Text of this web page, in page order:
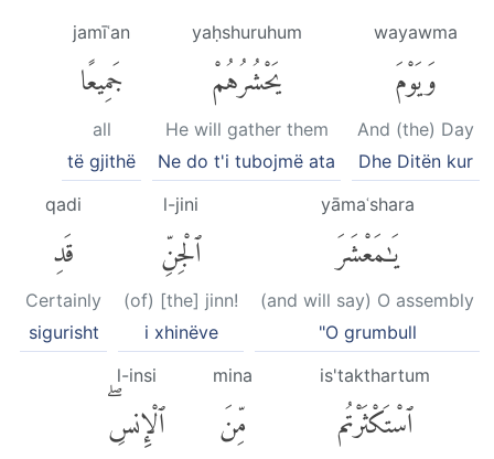
wayawma
وَيَوْمَ
And (the) Day
Dhe Ditën kur
yaḥshuruhum
يَحْشُرُهُمْ
He will gather them
Ne do t'i tubojmë ata
jamīʿan
جَمِيعًا
all
të gjithë
yāmaʿshara
يَٰمَعْشَرَ
(and will say) O assembly
"O grumbull
l-jini
ٱلْجِنِّ
(of) [the] jinn!
i xhinëve
qadi
قَدِ
Certainly
sigurisht
is'takthartum
ٱسْتَكْثَرْتُم
mina
مِّنَ
l-insi
ٱلْإِنسِۖ